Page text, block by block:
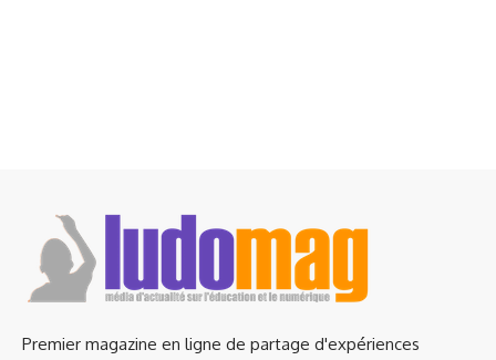
Premier magazine en ligne de partage d'expériences